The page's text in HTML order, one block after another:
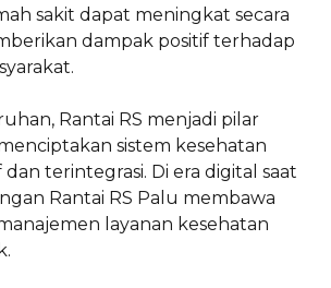
sakit dapat meningkat secara
dampak positif terhadap
Rantai RS menjadi pilar
sistem kesehatan
terintegrasi. Di era digital saat
Rantai RS Palu membawa
layanan kesehatan